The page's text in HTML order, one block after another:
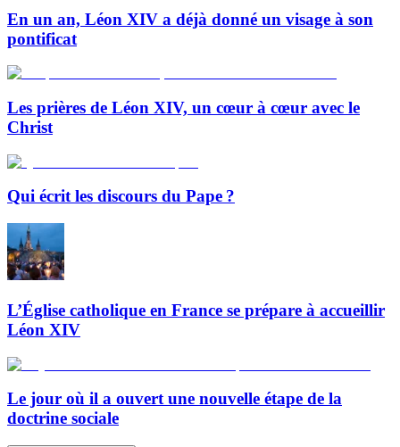
En un an, Léon XIV a déjà donné un visage à son
pontificat
Les prières de Léon XIV, un cœur à cœur avec le
Christ
Qui écrit les discours du Pape ?
L’Église catholique en France se prépare à accueillir
Léon XIV
Le jour où il a ouvert une nouvelle étape de la
doctrine sociale